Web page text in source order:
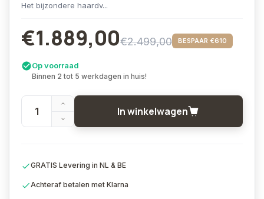
Het bijzondere haardv...
€1.889,00€2.499,00 BESPAAR €610
Op voorraad
Binnen 2 tot 5 werkdagen in huis!
In winkelwagen
GRATIS Levering in NL & BE
Achteraf betalen met Klarna